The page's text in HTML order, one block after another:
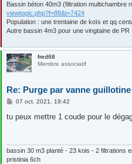
Bassin béton 40m3 (filtration multichambre
viewtopic.php?f=88&t=7424
Population : une trentaine de koïs et qq
Autre bassin 4m3 pour une vingtaine de PR
fred68
Membre associatif
Re: Purge par vanne
M
s
s
07 oct. 2021, 19:42
tu peux mettre 1 coude pour le
bassin 30 m3 planté - 23 kois - 2 filtrations
pristinia 6ch